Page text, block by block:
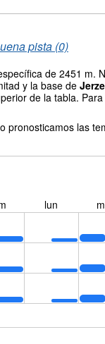
pista (0)
de 2451 m.
y la base de
de la tabla.
pronosticamos las